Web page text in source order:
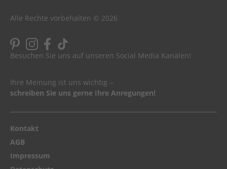
Alle Rechte vorbehalten © 2026
Besuchen Sie uns auf unseren Social Media Kanälen!
Ihre Meinung ist uns wichtig ‒
schreiben Sie uns gerne Ihre Anregungen!
Kontakt
AGB
Impressum